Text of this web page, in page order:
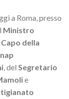
a Roma, presso
Ministro
della
, del Segretario
e